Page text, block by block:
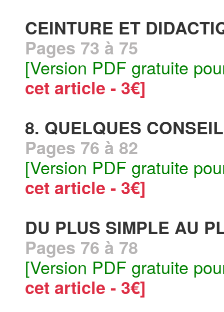
CEINTURE ET
Pages 73 à 75
[Version PDF gratuite
cet article - 3€]
8. QUELQUES
Pages 76 à 82
[Version PDF gratuite
cet article - 3€]
DU PLUS SIMPLE AU
Pages 76 à 78
[Version PDF gratuite
cet article - 3€]